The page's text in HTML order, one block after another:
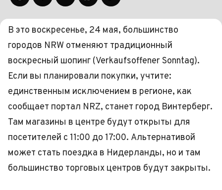
В это воскресенье, 24 мая, большинство
городов NRW отменяют традиционный
воскресный шопинг (Verkaufsoffener Sonntag).
Если вы планировали покупки, учтите:
единственным исключением в регионе, как
сообщает портал NRZ, станет город Винтерберг.
Там магазины в центре будут открыты для
посетителей с 11:00 до 17:00. Альтернативой
может стать поездка в Нидерланды, но и там
большинство торговых центров будут закрыты.